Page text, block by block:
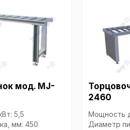
мод. MJ-
5,5
мм: 450
2460
Мощность
Диаметр
верхней части
настроек cookie».
Перед тем как
параметров
можете ознакомиться с
обработки
списком файлов cookie
описание и сроки
Технические